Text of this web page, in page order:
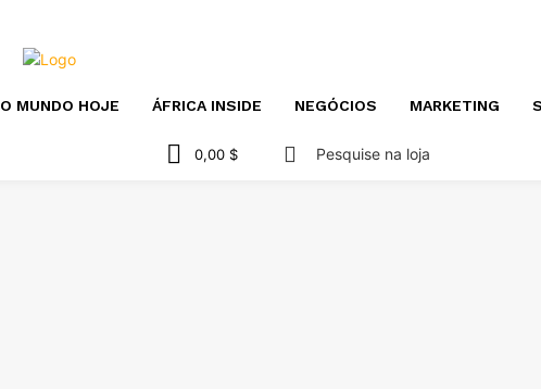
O MUNDO HOJE ÁFRICA INSIDE NEGÓCIOS MARKETING
0,00 $ Pesquise na loja